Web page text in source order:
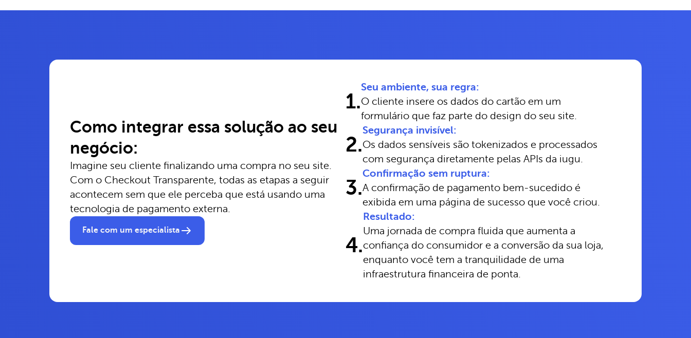
Como integrar essa solução ao seu
negócio:
Imagine seu cliente finalizando uma compra no seu site.
Com o Checkout Transparente, todas as etapas a seguir
acontecem sem que ele perceba que está usando uma
tecnologia de pagamento externa.
Fale com um especialista
1.
Seu ambiente, sua regra:
O cliente insere os dados do cartão em um
formulário que faz parte do design do seu site.
2.
Segurança invisível:
Os dados sensíveis são tokenizados e processados
com segurança diretamente pelas APIs da iugu.
3.
Confirmação sem ruptura:
A confirmação de pagamento bem-sucedido é
exibida em uma página de sucesso que você criou.
4.
Resultado:
Uma jornada de compra fluida que aumenta a
confiança do consumidor e a conversão da sua loja,
enquanto você tem a tranquilidade de uma
infraestrutura financeira de ponta.